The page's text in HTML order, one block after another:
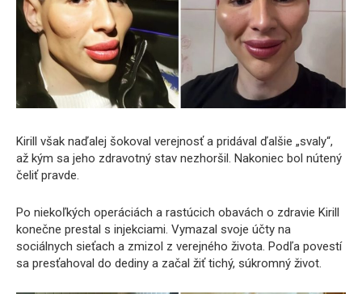
Kirill však naďalej šokoval verejnosť a pridával ďalšie „svaly“,
až kým sa jeho zdravotný stav nezhoršil. Nakoniec bol nútený
čeliť pravde.
Po niekoľkých operáciách a rastúcich obavách o zdravie Kirill
konečne prestal s injekciami. Vymazal svoje účty na
sociálnych sieťach a zmizol z verejného života. Podľa povestí
sa presťahoval do dediny a začal žiť tichý, súkromný život.